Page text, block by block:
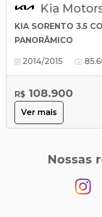
Kia
KIA SORENTO 3.5
PANORÂMICO
2014/2015
R$ 108.900
Ver mais
Nossas